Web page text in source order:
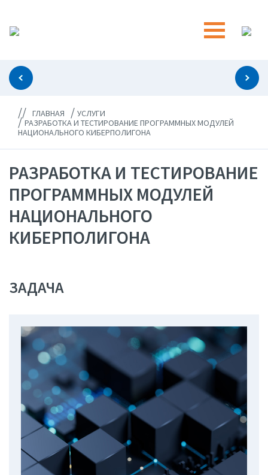
// ГЛАВНАЯ / УСЛУГИ
/РАЗРАБОТКА И ТЕСТИРОВАНИЕ ПРОГРАММНЫХ МОДУЛЕЙ
НАЦИОНАЛЬНОГО КИБЕРПОЛИГОНА
РАЗРАБОТКА И ТЕСТИРОВАНИЕ
ПРОГРАММНЫХ МОДУЛЕЙ
НАЦИОНАЛЬНОГО
КИБЕРПОЛИГОНА
ЗАДАЧА